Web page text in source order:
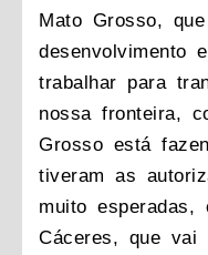
Mato Grosso,
desenvolvimento
trabalhar para
nossa fronteira,
Grosso está
tiveram as
muito
Cáceres, que vai